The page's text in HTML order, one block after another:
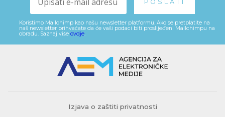
Koristimo Mailchimp kao našu newsletter platformu. Ako se pretplatite na
naš newsletter prihvaćate da će vaši podaci biti proslijeđeni Mailchimpu na
obradu. Saznaj više ovdje
Izjava o zaštiti privatnosti